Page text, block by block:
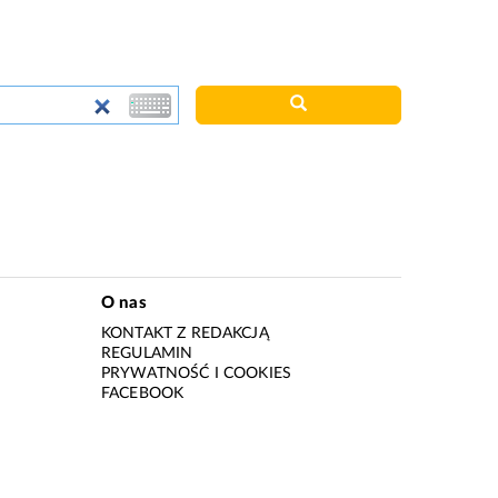
O nas
KONTAKT Z REDAKCJĄ
REGULAMIN
PRYWATNOŚĆ I COOKIES
FACEBOOK